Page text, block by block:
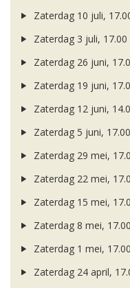
Zaterdag 10 juli,
Zaterdag 3 juli, 17.00
Zaterdag 26 juni,
Zaterdag 19 juni,
Zaterdag 12 juni,
Zaterdag 5 juni,
Zaterdag 29 mei,
Zaterdag 22 mei,
Zaterdag 15 mei,
Zaterdag 8 mei,
Zaterdag 1 mei,
Zaterdag 24 april,